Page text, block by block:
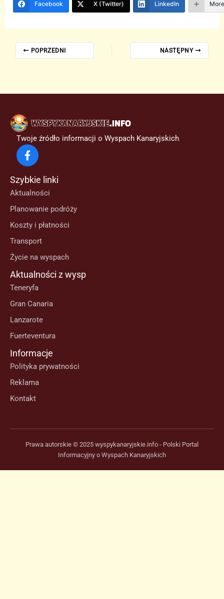
Facebook X (Twitter) LinkedIn
POPRZEDNI NASTĘPNY
Twoje źródło informacji o Wyspach Kanaryjskich
Szybkie linki
Aktualności
Planowanie podróży
Koszty i płatności
Transport
Życie na wyspach
Aktualności z wysp
Teneryfa
Gran Canaria
Lanzarote
Fuerteventura
Informacje
Polityka prywatności
Reklama
Kontakt
Prawa autorskie © 2025 wyspykanaryjskie.info - Polski Portal
Informacyjny o Wyspach Kanaryjskich